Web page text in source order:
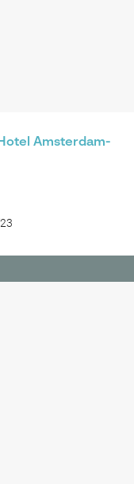
Amsterdam-